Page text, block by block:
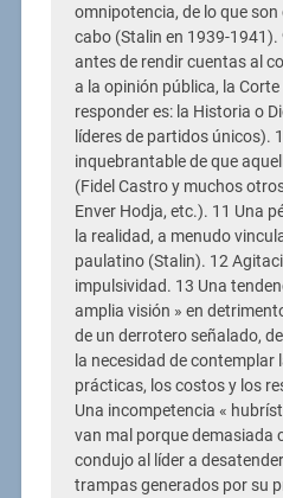
omnipotencia, de lo que son
cabo (Stalin en 1939-1941).
antes de rendir cuentas al
a la opinión pública, la
responder es: la Historia o
líderes de partidos únicos).
inquebrantable de que
(Fidel Castro y muchos
Enver Hodja, etc.). 11 Una
la realidad, a menudo
paulatino (Stalin). 12
impulsividad. 13 Una
amplia visión » en
de un derrotero señalado,
la necesidad de contemplar
prácticas, los costos y los
Una incompetencia «
van mal porque demasiada
condujo al líder a
trampas generados por su